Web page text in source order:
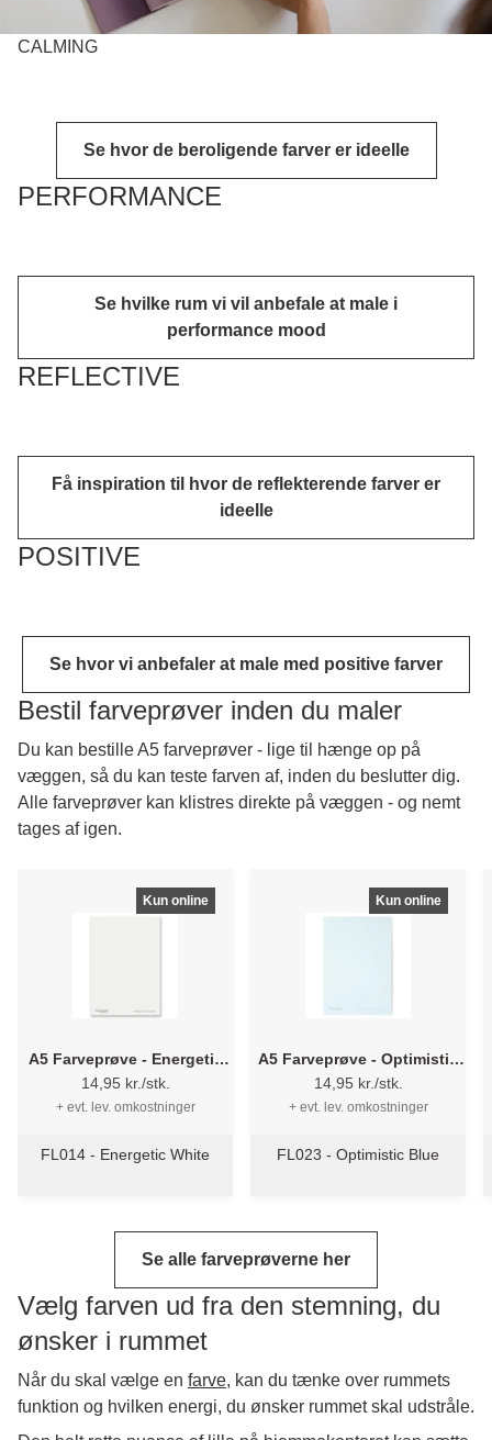
CALMING
Se hvor de beroligende farver er ideelle
PERFORMANCE
Se hvilke rum vi vil anbefale at male i
performance mood
REFLECTIVE
Få inspiration til hvor de reflekterende farver er
ideelle
POSITIVE
Se hvor vi anbefaler at male med positive farver
Bestil farveprøver inden du maler
Du kan bestille A5 farveprøver - lige til hænge op på
væggen, så du kan teste farven af, inden du beslutter dig.
Alle farveprøver kan klistres direkte på væggen - og nemt
tages af igen.
Kun online
A5 Farveprøve - Energetic
White
14,95 kr./stk.
+ evt. lev. omkostninger
FL014 - Energetic White
Kun online
A5 Farveprøve - Optimistic
Blue
14,95 kr./stk.
+ evt. lev. omkostninger
FL023 - Optimistic Blue
Se alle farveprøverne her
Vælg farven ud fra den stemning, du
ønsker i rummet
Når du skal vælge en farve, kan du tænke over rummets
funktion og hvilken energi, du ønsker rummet skal udstråle.